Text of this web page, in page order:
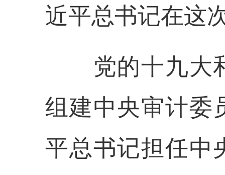
近平总书记在这
党的十九大和
组建中央审计委
平总书记担任中